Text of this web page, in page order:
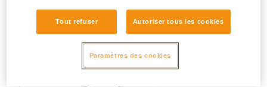
Tout refuser Autoriser tous les cookies
Paramètres des cookies